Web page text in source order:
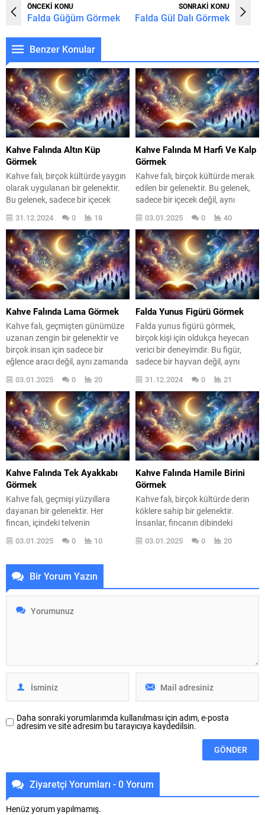
ÖNCEKİ KONU
Falda Güğüm Görmek
SONRAKİ KONU
Falda Gül Dalı Görmek
Benzer Konular
Kahve Falında Altın Küp
Görmek
Kahve falı, birçok kültürde yaygın
olarak uygulanan bir gelenektir.
Bu gelenek, sadece bir içecek
içmekten öte, insanların geleceği
hakkında meraklarını
gidermelerine yardımcı olur.
Özellikle altın küp görmek, falda
özel bir anlam taşır ve kişinin
geleceği hakkında önemli ipuçları
verir. Peki, kahve falında altın küp
görmek ne anlama geliyor? Bu
sembol,...
31.12.2024 0 18
Kahve Falında M Harfi Ve Kalp
Görmek
Kahve falı, birçok kültürde merak
edilen bir gelenektir. Bu gelenek,
sadece bir içecek değil, aynı
zamanda insanların ruh hallerini,
geleceklerini ve ilişkilerini
anlamalarına yardımcı olan bir yol
olarak da görülmektedir. Özellikle
M harfi ve kalp sembolleri, fal
bakarken karşılaşılan önemli
işaretlerdir. Peki, bu semboller
kahve falında ne anlama geliyor?
Gelin,...
03.01.2025 0 40
Kahve Falında Lama Görmek
Kahve falı, geçmişten günümüze
uzanan zengin bir gelenektir ve
birçok insan için sadece bir
eğlence aracı değil, aynı zamanda
derin anlamlar taşıyan bir
ritüeldir. Bu gelenekte, lama
figürü, özel bir yere sahiptir.
Kahve falında lama görmek,
sıradan bir görüntüden çok daha
fazlasını ifade eder. Peki, bu
sembol ne anlama geliyor?...
03.01.2025 0 20
Falda Yunus Figürü Görmek
Falda yunus figürü görmek,
birçok kişi için oldukça heyecan
verici bir deneyimdir. Bu figür,
sadece bir hayvan değil, aynı
zamanda derin bir sembolik
anlam taşır. Fal bakma geleneği,
yüzyıllar boyunca insanların
ruhsal durumlarını ve gelecekteki
olasılıklarını anlamalarına
yardımcı olmuştur. Peki, falda
yunus görmek ne anlama geliyor?
Bu yazıda, yunus figürünün...
31.12.2024 0 21
Kahve Falında Tek Ayakkabı
Görmek
Kahve falı, geçmişi yüzyıllara
dayanan bir gelenektir. Her
fincan, içindeki telvenin
oluşturduğu sembollerle doludur
ve bu semboller, hayata dair
zaman dikkat çekici bir sembol
olarak karşımıza çıkar. Peki, bu
tek ayakkabının anlamı nedir?
Neden bazı falcılar bu sembolü
vurgular? İşte bu yazıda, tek
03.01.2025 0 10
Kahve Falında Hamile Birini
Görmek
Kahve falı, birçok kültürde derin
köklere sahip bir gelenektir.
İnsanlar, fincanın dibindeki
telvelere bakarak gelecekteki
olayları tahmin etmeye çalışırlar.
03.01.2025 0 20
Bir Yorum Yazın
Daha sonraki yorumlarımda kullanılması için adım, e-posta
adresim ve site adresim bu tarayıcıya kaydedilsin.
Ziyaretçi Yorumları - 0 Yorum
Henüz yorum yapılmamış.